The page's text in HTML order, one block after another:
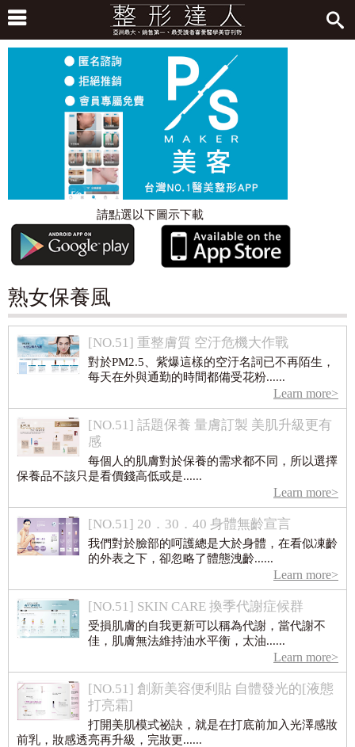
請點選以下圖示下載
熟女保養風
[NO.51] 重整膚質 空汙危機大作戰
對於PM2.5、紫爆這樣的空汙名詞已不再陌生，
每天在外與通勤的時間都備受花粉......
Learn more>
[NO.51] 話題保養 量膚訂製 美肌升級更有
感
每個人的肌膚對於保養的需求都不同，所以選擇
保養品不該只是看價錢高低或是......
Learn more>
[NO.51] 20．30．40 身體無齡宣言
我們對於臉部的呵護總是大於身體，在看似凍齡
的外表之下，卻忽略了體態洩齡......
Learn more>
[NO.51] SKIN CARE 換季代謝症候群
受損肌膚的自我更新可以稱為代謝，當代謝不
佳，肌膚無法維持油水平衡，太油......
Learn more>
[NO.51] 創新美容便利貼 自體發光的[液態
打亮霜]
打開美肌模式祕訣，就是在打底前加入光澤感妝
前乳，妝感透亮再升級，完妝更......